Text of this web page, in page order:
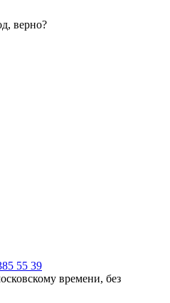
верно?
55 39
времени, без